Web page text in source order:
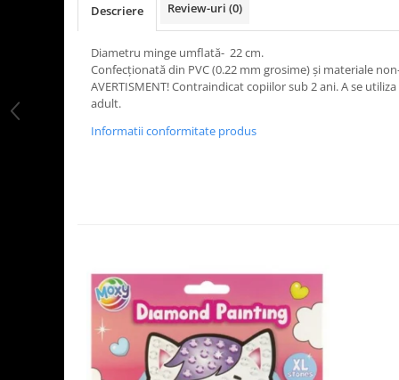
LEGO Architecture
LEGO Ideas
LEGO Speed Champions
Descriere Review-uri (0)
Diametru minge umflată- 22 cm.
Confecționată din PVC (0.22 mm grosime) și materiale
AVERTISMENT! Contraindicat copiilor sub 2 ani. A se
adult.
Informatii conformitate produs